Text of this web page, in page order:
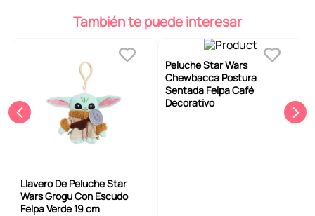
También te puede interesar
Llavero De Peluche Star
Wars Grogu Con Escudo
Felpa Verde 19 cm
Peluche Star Wars
Chewbacca Postura
Sentada Felpa Café
Decorativo